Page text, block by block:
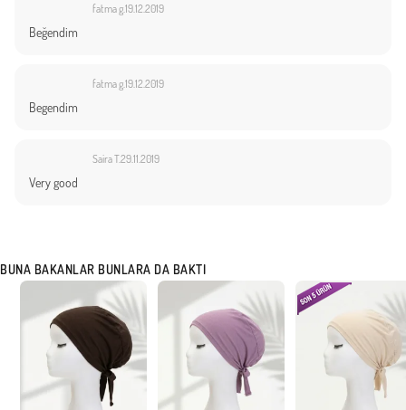
fatma g.19.12.2019
Beğendim
fatma g.19.12.2019
Begendim
Saira T.29.11.2019
Very good
BUNA BAKANLAR BUNLARA DA BAKTI